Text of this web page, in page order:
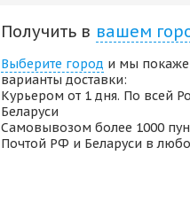
Получить в вашем
Выберите город и мы
варианты доставки:
Курьером от 1 дня. По всей
Беларуси
Самовывозом более 1000
Почтой РФ и Беларуси в